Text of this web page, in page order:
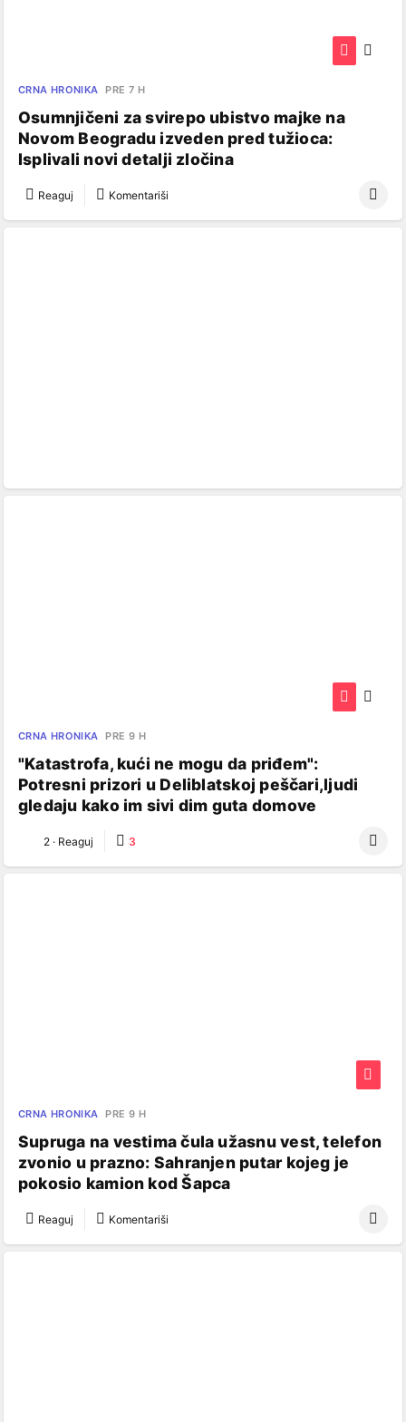
CRNA HRONIKA PRE 7 H
Osumnjičeni za svirepo ubistvo majke na
Novom Beogradu izveden pred tužioca:
Isplivali novi detalji zločina
Reaguj Komentariši
CRNA HRONIKA PRE 9 H
"Katastrofa, kući ne mogu da priđem":
Potresni prizori u Deliblatskoj peščari,ljudi
gledaju kako im sivi dim guta domove
2 · Reaguj 3
CRNA HRONIKA PRE 9 H
Supruga na vestima čula užasnu vest, telefon
zvonio u prazno: Sahranjen putar kojeg je
pokosio kamion kod Šapca
Reaguj Komentariši